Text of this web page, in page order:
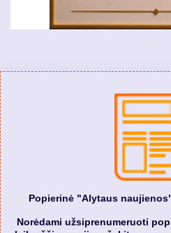
Popierinė "Alytaus
Norėdami užsiprenumeruoti